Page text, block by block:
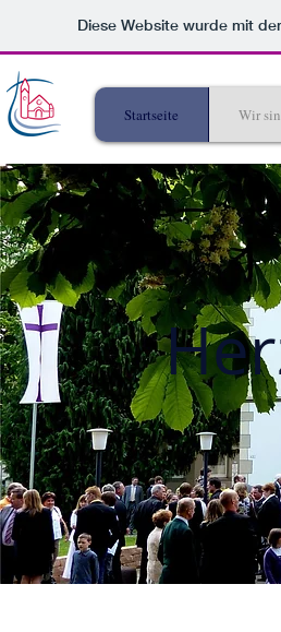
Diese Website wurde mit
Startseite Wir